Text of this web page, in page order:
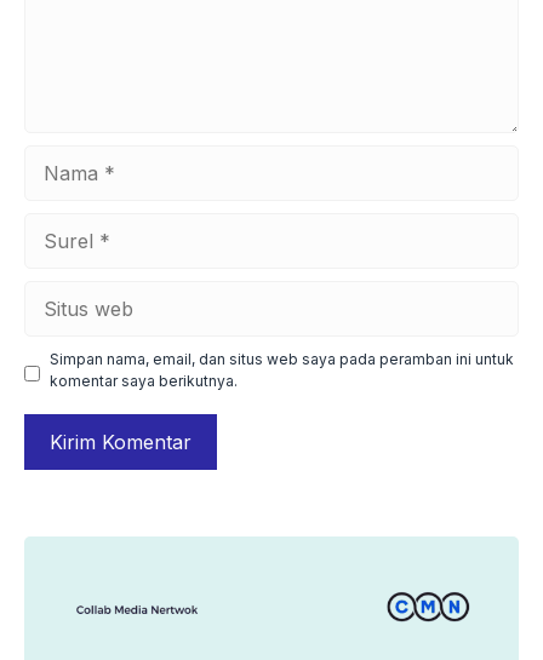
web
Simpan nama, email, dan situs web saya pada peramban ini untuk
komentar saya berikutnya.